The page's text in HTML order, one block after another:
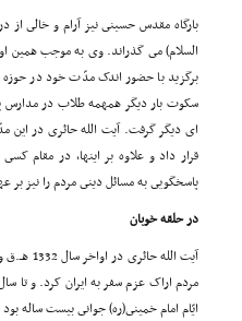
بارگاه مقدس حسینى نیز آرام و خالى
السلام) مى گذراند. وى به موجب همین
برگزید با حضور اندک مدّت خود در حوزه
سکوت بار دیگر همهمه طلاب در مدارس
اى دیگر گرفت. آیت الله حائرى در
قرار داد و علاوه بر اینها، در مقام
پاسخگویى به مسائل دینى مردم را نیز بر
در حلقه خوبان
آیت
ایّام امام خمینى(ره) جوانى بیست ساله